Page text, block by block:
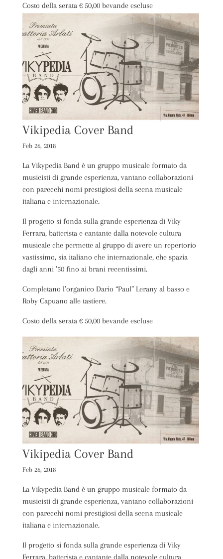
Costo della serata € 50,00 bevande escluse
Vikipedia Cover Band
Feb 26, 2018
La Vikypedia Band è un gruppo musicale formato da
musicisti di grande esperienza, vantano collaborazioni
con parecchi nomi prestigiosi della scena musicale
italiana e internazionale.
Il progetto si fonda sulla grande esperienza di Viky
Ferrara, batterista e cantante dalla notevole cultura
musicale che permette al gruppo di avere un repertorio
vastissimo, sia italiano che internazionale, che spazia
dagli anni ’50 fino ai brani recentissimi.
Completano l’organico Dario “Paul” Lerany al basso e
Roby Capuano alle tastiere.
Costo della serata € 50,00 bevande escluse
Vikipedia Cover Band
Feb 26, 2018
La Vikypedia Band è un gruppo musicale formato da
musicisti di grande esperienza, vantano collaborazioni
con parecchi nomi prestigiosi della scena musicale
italiana e internazionale.
Il progetto si fonda sulla grande esperienza di Viky
Ferrara, batterista e cantante dalla notevole cultura